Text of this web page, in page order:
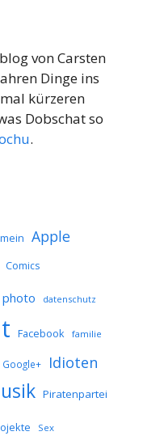
von Carsten
Dinge ins
kürzeren
Dobschat so
.
Apple
Comics
photo datenschutz
Facebook familie
Google+ Idioten
Piratenpartei
Sex